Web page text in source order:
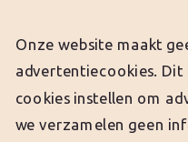
Onze website maakt
advertentiecookies. Dit
cookies instellen om
we verzamelen geen